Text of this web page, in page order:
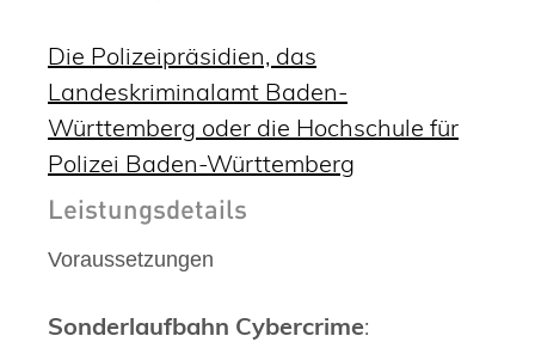
Die Polizeipräsidien, das
Landeskriminalamt Baden-
Württemberg oder die Hochschule für
Polizei Baden-Württemberg
Leistungsdetails
Voraussetzungen
Sonderlaufbahn Cybercrime: